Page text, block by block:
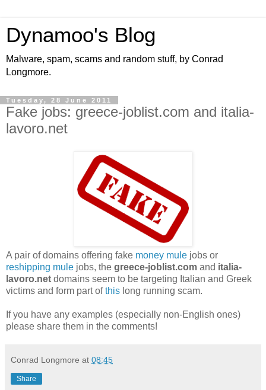
Dynamoo's Blog
Malware, spam, scams and random stuff, by Conrad
Longmore.
Tuesday, 28 June 2011
Fake jobs: greece-joblist.com and italia-
lavoro.net
A pair of domains offering fake money mule jobs or
reshipping mule jobs, the greece-joblist.com and italia-
lavoro.net domains seem to be targeting Italian and Greek
victims and form part ofthis long running scam.
If you have any examples (especially non-English ones)
please share them in the comments!
Conrad Longmore at 08:45
Share